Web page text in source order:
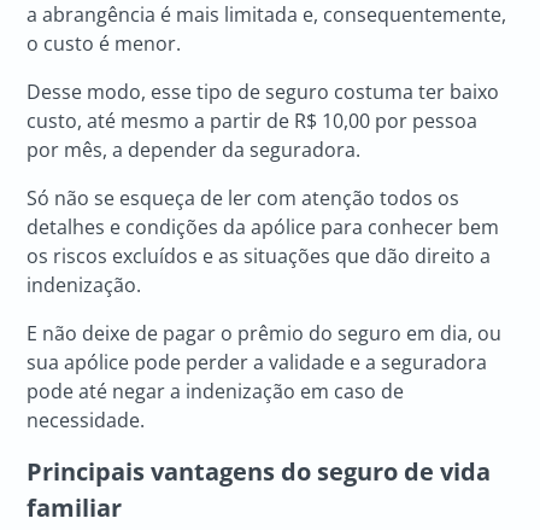
a abrangência é mais limitada e, consequentemente,
o custo é menor.
Desse modo, esse tipo de seguro costuma ter baixo
custo, até mesmo a partir de R$ 10,00 por pessoa
por mês, a depender da seguradora.
Só não se esqueça de ler com atenção todos os
detalhes e condições da apólice para conhecer bem
os riscos excluídos e as situações que dão direito a
indenização.
E não deixe de pagar o prêmio do seguro em dia, ou
sua apólice pode perder a validade e a seguradora
pode até negar a indenização em caso de
necessidade.
Principais vantagens do seguro de vida
familiar